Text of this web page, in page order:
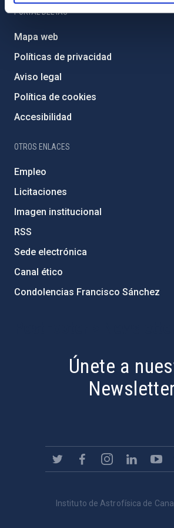
PORTAL DEL IAC
Mapa web
Políticas de privacidad
Aviso legal
Política de cookies
Accesibilidad
OTROS ENLACES
Empleo
Licitaciones
Imagen institucional
RSS
Sede electrónica
Canal ético
Condolencias Francisco Sánchez
Únete a
Instituto de Astrofísica de